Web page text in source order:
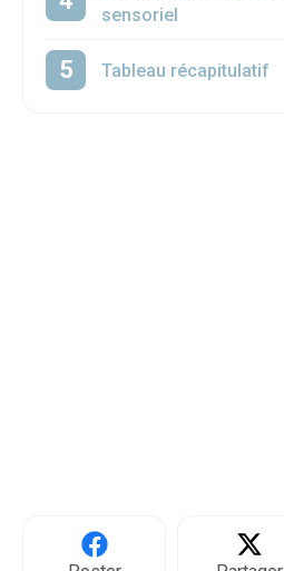
sensoriel
Tableau récapitulatif